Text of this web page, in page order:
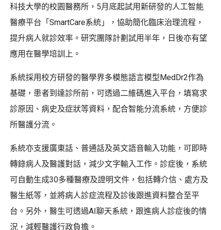
科技大學的校園醫務所，5月底起試用新研發的人工智能
醫療平台「SmartCare系統」，協助簡化臨床治理流程，
提升病人就診效率。研究團隊計劃試用半年，日後亦有望
應用在醫學培訓上。
系統採用校方研發的醫學界多模態語言模型MedDr2作為
基礎，患者到達診所前，可透過二維碼進入平台，填寫求
診原因、病史及症狀等資料，配合智能分流系統，方便診
所醫護分流。
系統亦支援廣東話、普通話及英文語音輸入功能，可即時
轉錄病人及醫護對話，減少文字輸入工作。診症後，系統
可自動生成30多種醫療及證明文件，包括轉介信、處方及
醫生紙等，並將病人診症流程及診後跟進資料整合至平
台。另外，醫生可透過AI聊天系統，跟進病人診症後的情
況，減輕醫護行政負擔。